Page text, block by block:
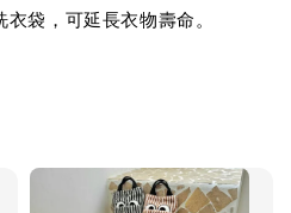
袋，可延長衣物壽命。